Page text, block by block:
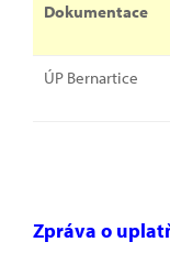
Dokumentace
ÚP Bernartice
Zpráva o